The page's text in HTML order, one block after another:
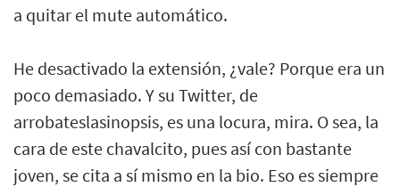
a quitar el mute automático.
He desactivado la extensión, ¿vale? Porque era un
poco demasiado. Y su Twitter, de
arrobateslasinopsis, es una locura, mira. O sea, la
cara de este chavalcito, pues así con bastante
joven, se cita a sí mismo en la bio. Eso es siempre